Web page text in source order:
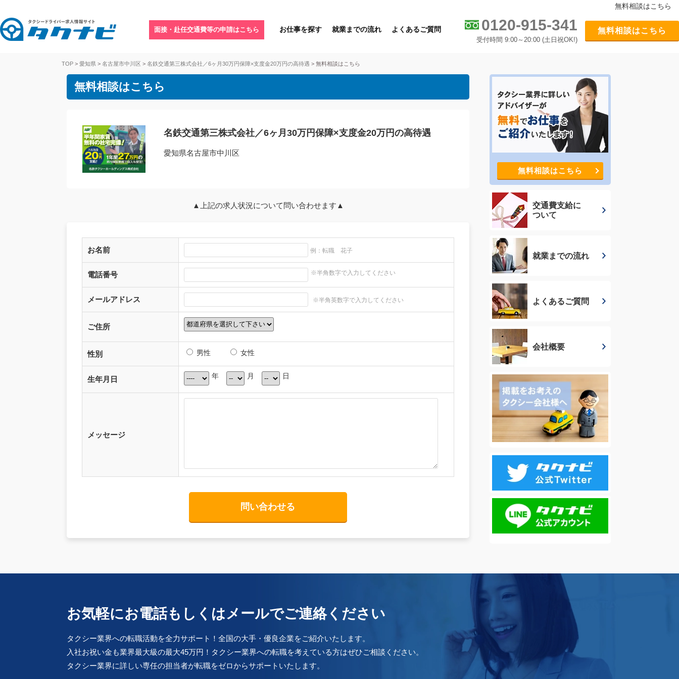
無料相談はこちら
面接・赴任交通費等の申請はこちら お仕事を探す 就業までの流れ よくあるご質問 無料相談はこちら
0120-915-341
受付時間 9:00～20:00 (土日祝OK!)
TOP > 愛知県 > 名古屋市中川区 > 名鉄交通第三株式会社／6ヶ月30万円保障×支度金20万円の高待遇 > 無料相談はこちら
無料相談はこちら
名鉄交通第三株式会社／6ヶ月30万円保障×支度金20万円の高待遇
愛知県名古屋市中川区
▲上記の求人状況について問い合わせます▲
お名前 例：転職 花子
電話番号 ※半角数字で入力してください
メールアドレス ※半角英数字で入力してください
ご住所
性別 男性 女性
生年月日 年 月 日
メッセージ
無料相談はこちら
交通費支給に
ついて
就業までの流れ
よくあるご質問
会社概要
お気軽にお電話もしくはメールでご連絡ください
タクシー業界への転職活動を全力サポート！全国の大手・優良企業をご紹介いたします。
入社お祝い金も業界最大級の最大45万円！タクシー業界への転職を考えている方はぜひご相談ください。
タクシー業界に詳しい専任の担当者が転職をゼロからサポートいたします。